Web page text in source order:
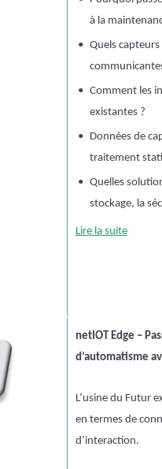
à la
• Quels
• Comment les
existantes ?
• Données de
traitement
• Quelles
stockage, la
Lire la suite
netIOT Edge –
d’automatisme
L’usine du Futur
en termes de
d’interaction.